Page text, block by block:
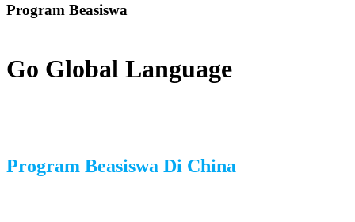
Program Beasiswa
Go Global Language
Program Beasiswa Di China